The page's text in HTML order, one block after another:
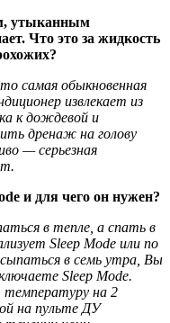
утыканным
Что это за жидкость
самая обыкновенная
извлекает из
к дождевой и
дренаж на голову
— серьезная
и для чего он нужен?
в тепле, а спать в
Sleep Mode или по
в семь утра, Вы
Sleep Mode.
на 2
на пульте ДУ